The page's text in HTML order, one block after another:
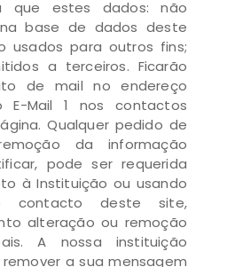
que estes dados: não
base de dados deste
usados para outros fins;
a terceiros. Ficarão
de mail no endereço
E-Mail 1 nos contactos
Qualquer pedido de
da informação
pode ser requerida
à Instituição ou usando
contacto deste site,
alteração ou remoção
A nossa instituição
a sua mensagem